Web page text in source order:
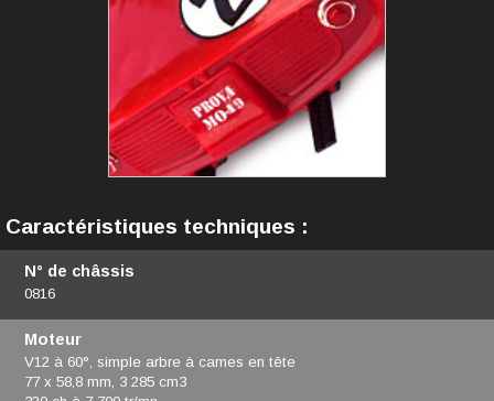
Caractéristiques techniques :
N° de châssis
0816
Moteur
V12 à 60°, simple arbre à cames en tête
77 x 58,8 mm, 3 285 cm3